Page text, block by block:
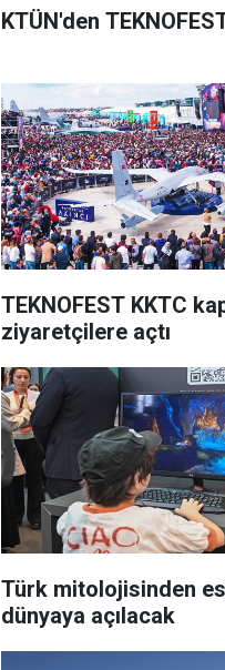
KTÜN'den
TEKNOFEST KKTC
ziyaretçilere açtı
Türk mitolojisinden
dünyaya açılacak